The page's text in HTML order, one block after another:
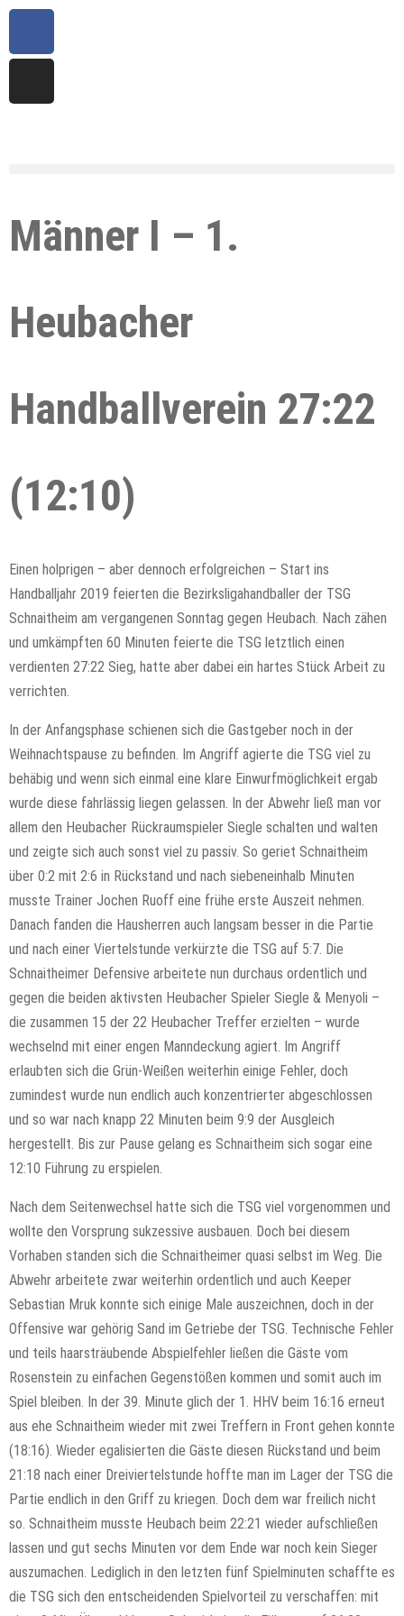
Männer I – 1.
Heubacher
Handballverein 27:22
(12:10)
Einen holprigen – aber dennoch erfolgreichen – Start ins
Handballjahr 2019 feierten die Bezirksligahandballer der TSG
Schnaitheim am vergangenen Sonntag gegen Heubach. Nach zähen
und umkämpften 60 Minuten feierte die TSG letztlich einen
verdienten 27:22 Sieg, hatte aber dabei ein hartes Stück Arbeit zu
verrichten.
In der Anfangsphase schienen sich die Gastgeber noch in der
Weihnachtspause zu befinden. Im Angriff agierte die TSG viel zu
behäbig und wenn sich einmal eine klare Einwurfmöglichkeit ergab
wurde diese fahrlässig liegen gelassen. In der Abwehr ließ man vor
allem den Heubacher Rückraumspieler Siegle schalten und walten
und zeigte sich auch sonst viel zu passiv. So geriet Schnaitheim
über 0:2 mit 2:6 in Rückstand und nach siebeneinhalb Minuten
musste Trainer Jochen Ruoff eine frühe erste Auszeit nehmen.
Danach fanden die Hausherren auch langsam besser in die Partie
und nach einer Viertelstunde verkürzte die TSG auf 5:7. Die
Schnaitheimer Defensive arbeitete nun durchaus ordentlich und
gegen die beiden aktivsten Heubacher Spieler Siegle & Menyoli –
die zusammen 15 der 22 Heubacher Treffer erzielten – wurde
wechselnd mit einer engen Manndeckung agiert. Im Angriff
erlaubten sich die Grün-Weißen weiterhin einige Fehler, doch
zumindest wurde nun endlich auch konzentrierter abgeschlossen
und so war nach knapp 22 Minuten beim 9:9 der Ausgleich
hergestellt. Bis zur Pause gelang es Schnaitheim sich sogar eine
12:10 Führung zu erspielen.
Nach dem Seitenwechsel hatte sich die TSG viel vorgenommen und
wollte den Vorsprung sukzessive ausbauen. Doch bei diesem
Vorhaben standen sich die Schnaitheimer quasi selbst im Weg. Die
Abwehr arbeitete zwar weiterhin ordentlich und auch Keeper
Sebastian Mruk konnte sich einige Male auszeichnen, doch in der
Offensive war gehörig Sand im Getriebe der TSG. Technische Fehler
und teils haarsträubende Abspielfehler ließen die Gäste vom
Rosenstein zu einfachen Gegenstößen kommen und somit auch im
Spiel bleiben. In der 39. Minute glich der 1. HHV beim 16:16 erneut
aus ehe Schnaitheim wieder mit zwei Treffern in Front gehen konnte
(18:16). Wieder egalisierten die Gäste diesen Rückstand und beim
21:18 nach einer Dreiviertelstunde hoffte man im Lager der TSG die
Partie endlich in den Griff zu kriegen. Doch dem war freilich nicht
so. Schnaitheim musste Heubach beim 22:21 wieder aufschließen
lassen und gut sechs Minuten vor dem Ende war noch kein Sieger
auszumachen. Lediglich in den letzten fünf Spielminuten schaffte es
die TSG sich den entscheidenden Spielvorteil zu verschaffen: mit